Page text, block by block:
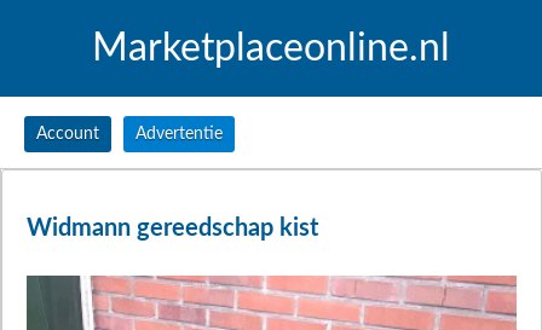
Marketplaceonline.nl
Account Advertentie
Widmann gereedschap kist